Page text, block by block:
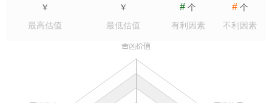
￥
最高估值
￥
最低估值
# 个
有利因素
#个
不利因素